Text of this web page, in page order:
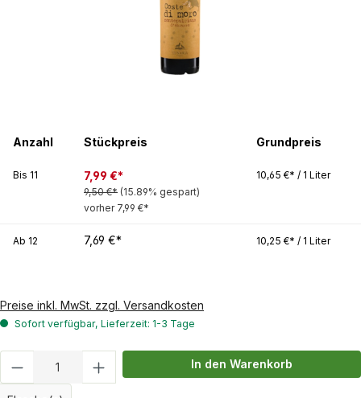
Anzahl Stückpreis Grundpreis
Bis 11 7,99 €*
9,50 €* (15.89% gespart)
vorher 7,99 €*
10,65 €* / 1 Liter
Ab 12 7,69 €* 10,25 €* / 1 Liter
Preise inkl. MwSt. zzgl. Versandkosten
Sofort verfügbar, Lieferzeit: 1-3 Tage
Produkt Anzahl: Gib den gewünschten
In den Warenkorb